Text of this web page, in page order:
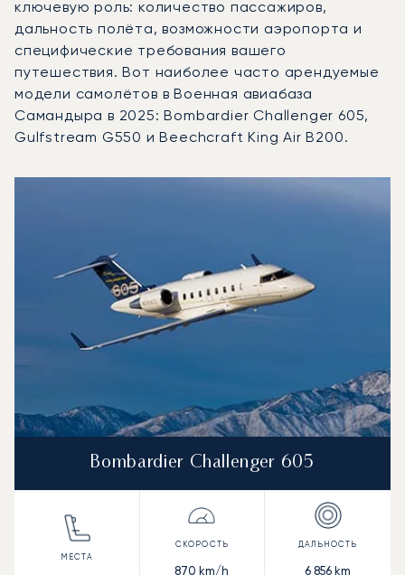
ключевую роль: количество пассажиров,
дальность полёта, возможности аэропорта и
специфические требования вашего
путешествия. Вот наиболее часто арендуемые
модели самолётов в Военная авиабаза
Самандыра в 2025: Bombardier Challenger 605,
Gulfstream G550 и Beechcraft King Air B200.
Bombardier Challenger 605
870 km/h 6 856 km